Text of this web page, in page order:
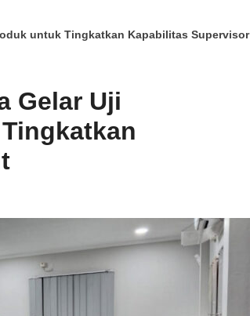
untuk Tingkatkan Kapabilitas Supervisor
Gelar Uji